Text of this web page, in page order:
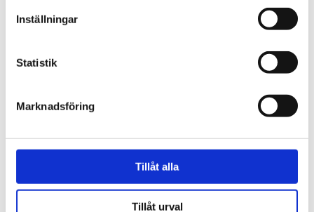
Inställningar
Statistik
Marknadsföring
Tillåt alla
Tillåt urval
OLSSON & JENSEN
267 kr 445 kr